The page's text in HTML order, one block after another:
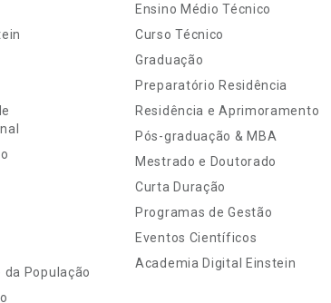
da População
Ensino Médio Técnico
Curso Técnico
Graduação
Preparatório Residência
Residência e Aprimoramento
Pós-graduação & MBA
Mestrado e Doutorado
Curta Duração
Programas de Gestão
Eventos Científicos
Academia Digital Einstein